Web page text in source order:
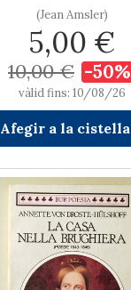
(Jean Amsler)
5,00 €
10,00 € -50%
vàlid fins: 10/08/26
Afegir a la cistella